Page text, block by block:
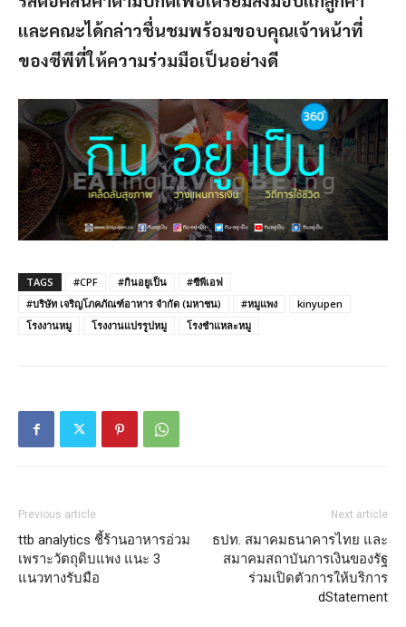
และคณะได้กล่าวชื่นชมพร้อมขอบคุณเจ้าหน้าที่
ของซีพีที่ให้ความร่วมมือเป็นอย่างดี
TAGS #CPF #กินอยูเป็น
#ซีพีเอฟ
#บริษัท เจริญโภคภัณฑ์อาหาร จำกัด (มหาชน)
#หมูแพง
kinyupen
โรงงานหมู
โรงงานแปรรูปหมู โรงชำแหละหมู
Previous article
ttb analytics ชี้ร้านอาหารอ่วม
เพราะวัตถุดิบแพง แนะ 3
แนวทางรับมือ
Next article
ธปท. สมาคมธนาคารไทย และ
สมาคมสถาบันการเงินของรัฐ
ร่วมเปิดตัวการให้บริการ
dStatement